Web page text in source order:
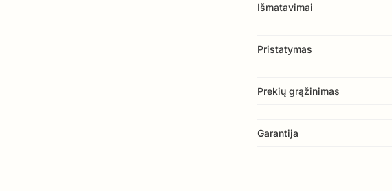
Išmatavimai
Pristatymas
Prekių grąžinimas
Garantija